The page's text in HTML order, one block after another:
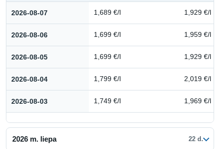
2026-08-07 1,689 €/l 1,929 €/l
2026-08-06 1,699 €/l 1,959 €/l
2026-08-05 1,699 €/l 1,929 €/l
2026-08-04 1,799 €/l 2,019 €/l
2026-08-03 1,749 €/l 1,969 €/l
2026 m. liepa 22 d.